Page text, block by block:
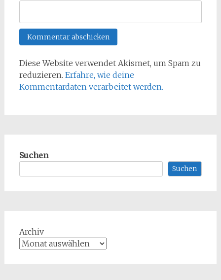
Diese Website verwendet Akismet, um Spam zu
reduzieren. Erfahre, wie deine
Kommentardaten verarbeitet werden.
Suchen
Suchen
Archiv